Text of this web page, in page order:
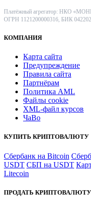
Платёжный агрегатор: НКО
ОГРН 1121200000316, БИК
КОМПАНИЯ
Карта сайта
Предупреждение
Правила сайта
Партнёрам
Политика AML
Файлы coоkie
XML-файл курсов
ЧаВо
КУПИТЬ КРИПТОВАЛЮТУ
Сбербанк на Bitcoin
USDT СБП на USDT
Litecoin
ПРОДАТЬ КРИПТОВАЛЮТУ